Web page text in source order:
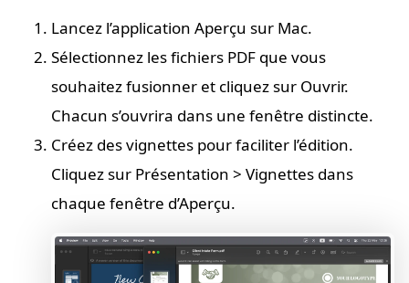
Lancez l’application Aperçu sur Mac.
Sélectionnez les fichiers PDF que vous
souhaitez fusionner et cliquez sur Ouvrir.
Chacun s’ouvrira dans une fenêtre distincte.
Créez des vignettes pour faciliter l’édition.
Cliquez sur Présentation > Vignettes dans
chaque fenêtre d’Aperçu.